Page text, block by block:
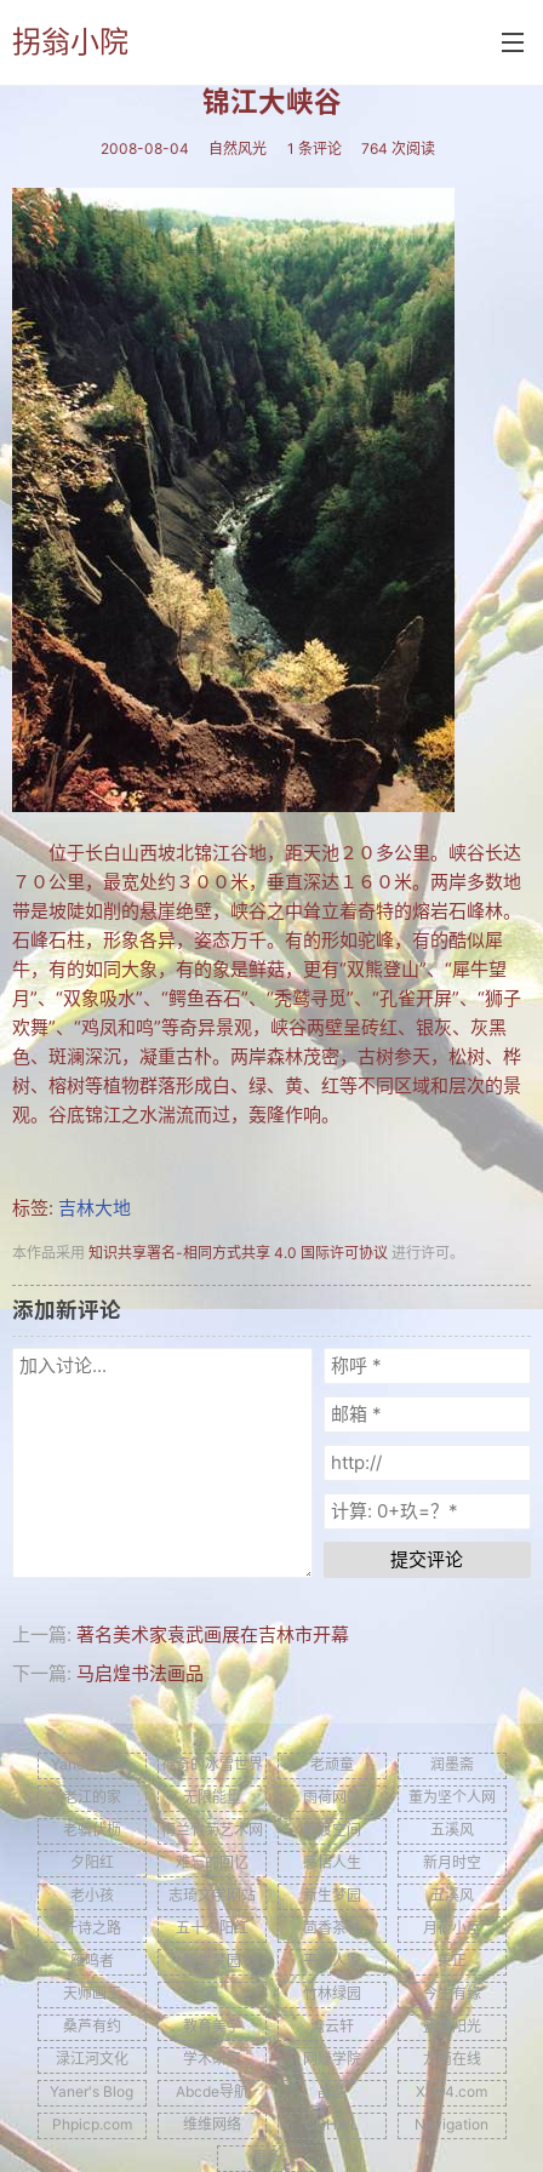
拐翁小院
首页
诗词
书画
摄影
付佑平诗集
拐翁诗集
张铁民诗集
文集楹联
文集
楹联
潘正伯文集
拐翁文集
月荷文集
冰雪文集
谢炳城文集
牟艳芬文集
心语文集
家家文集
趣闻轶事
建站相关
电脑旧事
吉林大地
MTV歌曲
其他
关于拐翁
归档
链接
留言
返回旧版
历史留言
留言本
Yaner's blog
首页»自然风光
锦江大峡谷
2008-08-04 自然风光 1 条评论 764 次阅读
位于长白山西坡北锦江谷地，距天池２０多公里。峡谷长达
７０公里，最宽处约３００米，垂直深达１６０米。两岸多数地
带是坡陡如削的悬崖绝壁，峡谷之中耸立着奇特的熔岩石峰林。
石峰石柱，形象各异，姿态万千。有的形如驼峰，有的酷似犀
牛，有的如同大象，有的象是鲜菇，更有“双熊登山”、“犀牛望
月”、“双象吸水”、“鳄鱼吞石”、“秃鹫寻觅”、“孔雀开屏”、“狮子
欢舞”、“鸡凤和鸣”等奇异景观，峡谷两壁呈砖红、银灰、灰黑
色、斑澜深沉，凝重古朴。两岸森林茂密，古树参天，松树、桦
树、榕树等植物群落形成白、绿、黄、红等不同区域和层次的景
观。谷底锦江之水湍流而过，轰隆作响。
标签: 吉林大地
本作品采用 知识共享署名-相同方式共享 4.0 国际许可协议 进行许可。
添加新评论
提交评论
上一篇: 著名美术家袁武画展在吉林市开幕
下一篇: 马启煌书法画品
Yaner's blog 神奇的冰雪世界 老顽童
润墨斋
老江的家
无限能量 雨荷网站
董为坚个人网
老骥伏枥
梅兰竹菊艺术网 野渡空间
五溪风
夕阳红
难忘的回忆 感悟人生
新月时空
老小孩
志琦文学网站 新生梦园
五溪风
仟诗之路
五十夕阳红 茴香茶林
月荷小屋
雁鸣者
新生梦园 平凡人家
秉正
天师画王
风 竹林绿园
今生有缘
桑芦有约
教育美学 澹云轩
盛世阳光
渌江河文化
学术研究 网赚学院
龙南在线
Yaner's Blog
Abcde导航 晶晶
XD94.com
Phpicp.com
维维网络 CQHWL
Navigation
更多...